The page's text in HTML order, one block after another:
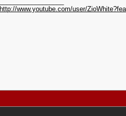
http://www.youtube.com/user/